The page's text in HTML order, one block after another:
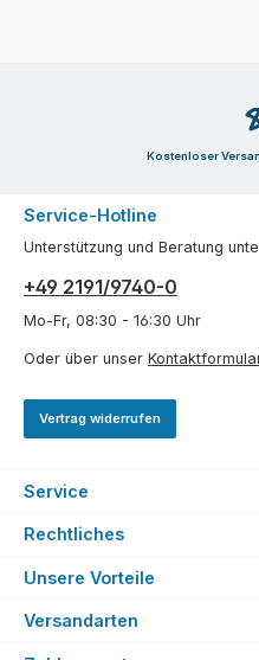
Kostenloser
Service-Hotline
Unterstützung und Beratung
+49 2191/9740-0
Mo-Fr, 08:30 - 16:30 Uhr
Oder über unser
Vertrag widerrufen
Service
Rechtliches
Unsere Vorteile
Versandarten